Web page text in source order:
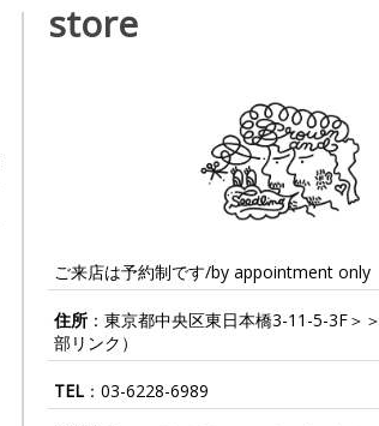
store
ご来店は予約制です/by appointment only
住所 ：東京都中央区東日本橋3-11-5-3F＞＞
部リンク）
TEL ：03-6228-6989